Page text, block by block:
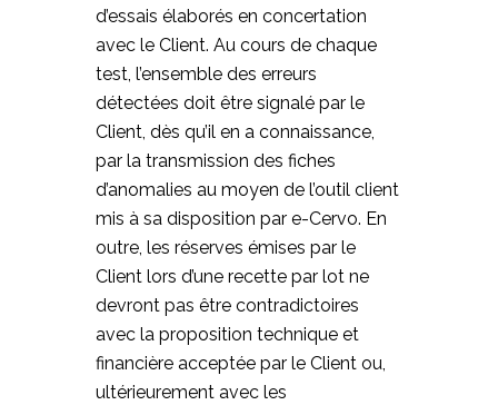
d’essais élaborés en concertation
avec le Client. Au cours de chaque
test, l’ensemble des erreurs
détectées doit être signalé par le
Client, dès qu’il en a connaissance,
par la transmission des fiches
d’anomalies au moyen de l’outil client
mis à sa disposition par e-Cervo. En
outre, les réserves émises par le
Client lors d’une recette par lot ne
devront pas être contradictoires
avec la proposition technique et
financière acceptée par le Client ou,
ultérieurement avec les